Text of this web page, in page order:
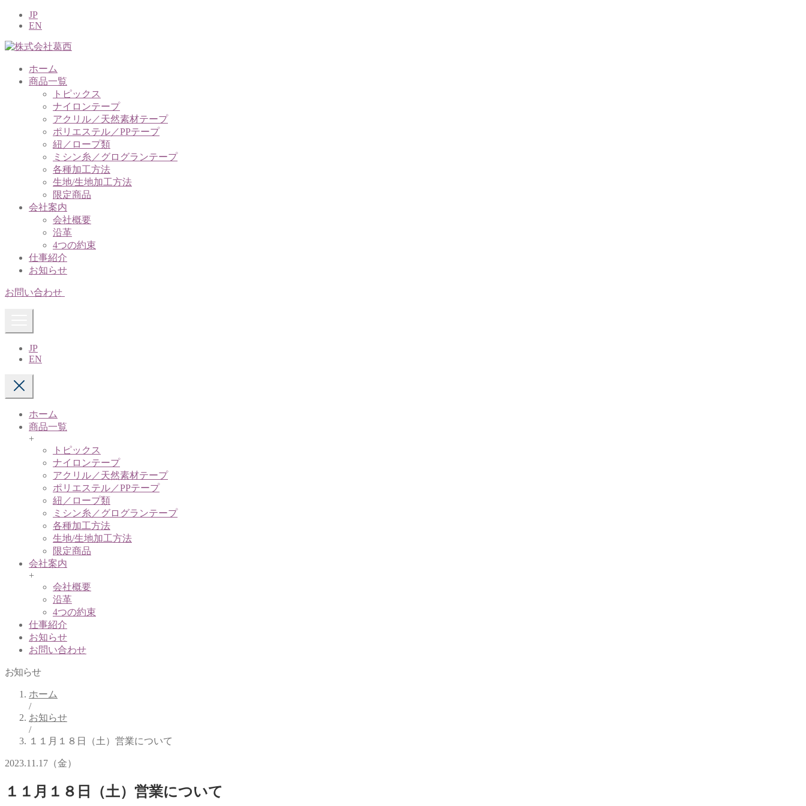
JP
EN
ホーム
商品一覧
トピックス
ナイロンテープ
アクリル／天然素材テープ
ポリエステル／PPテープ
紐／ロープ類
ミシン糸／グログランテープ
各種加工方法
生地/生地加工方法
限定商品
会社案内
会社概要
沿革
4つの約束
仕事紹介
お知らせ
お問い合わせ
JP
EN
ホーム
商品一覧
+
トピックス
ナイロンテープ
アクリル／天然素材テープ
ポリエステル／PPテープ
紐／ロープ類
ミシン糸／グログランテープ
各種加工方法
生地/生地加工方法
限定商品
会社案内
+
会社概要
沿革
4つの約束
仕事紹介
お知らせ
お問い合わせ
お知らせ
ホーム
/
お知らせ
/
１１月１８日（土）営業について
2023.11.17（金）
１１月１８日（土）営業について